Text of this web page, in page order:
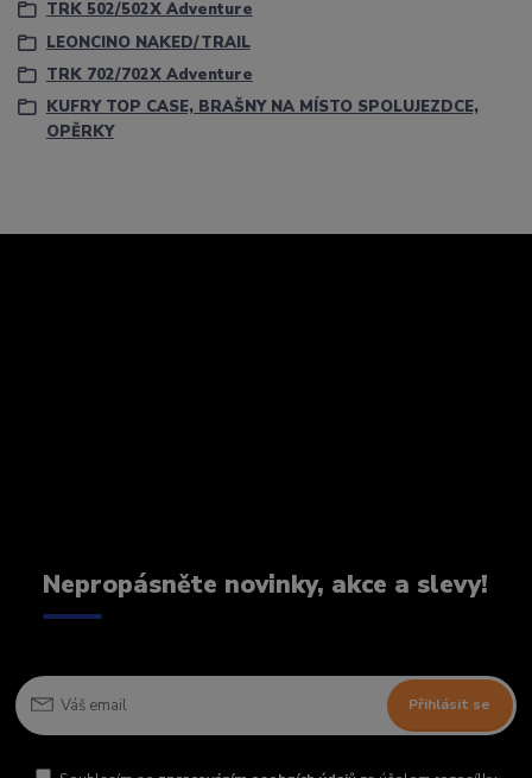
TRK 502/502X Adventure
LEONCINO NAKED/TRAIL
TRK 702/702X Adventure
KUFRY TOP CASE, BRAŠNY NA MÍSTO SPOLUJEZDCE,
OPĚRKY
Nepropásněte novinky, akce a slevy!
Přihlásit se